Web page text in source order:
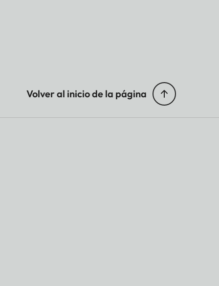
Volver al inicio de la página